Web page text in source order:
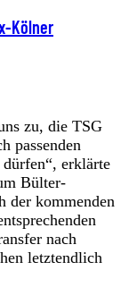
Kölner
zu, die TSG
passenden
erklärte
Bülter-
der kommenden
nach
letztendlich